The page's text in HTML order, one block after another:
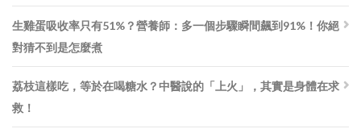
生雞蛋吸收率只有51%？營養師：多一個步驟瞬間飆到91%！你絕
對猜不到是怎麼煮
荔枝這樣吃，等於在喝糖水？中醫說的「上火」，其實是身體在求
救！